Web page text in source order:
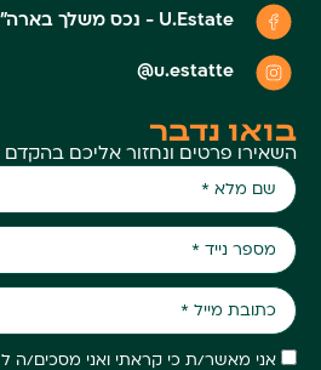
U.Estate - נכס משלך בארה״ב
u.estatte@
בואו נדבר
השאירו פרטים ונחזור אליכם בהקדם
אני מאשר/ת כי קראתי ואני מסכים/ה ל